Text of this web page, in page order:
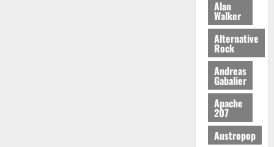
Alan
Walker
Alternative
Rock
Andreas
Gabalier
Apache
207
Austropop